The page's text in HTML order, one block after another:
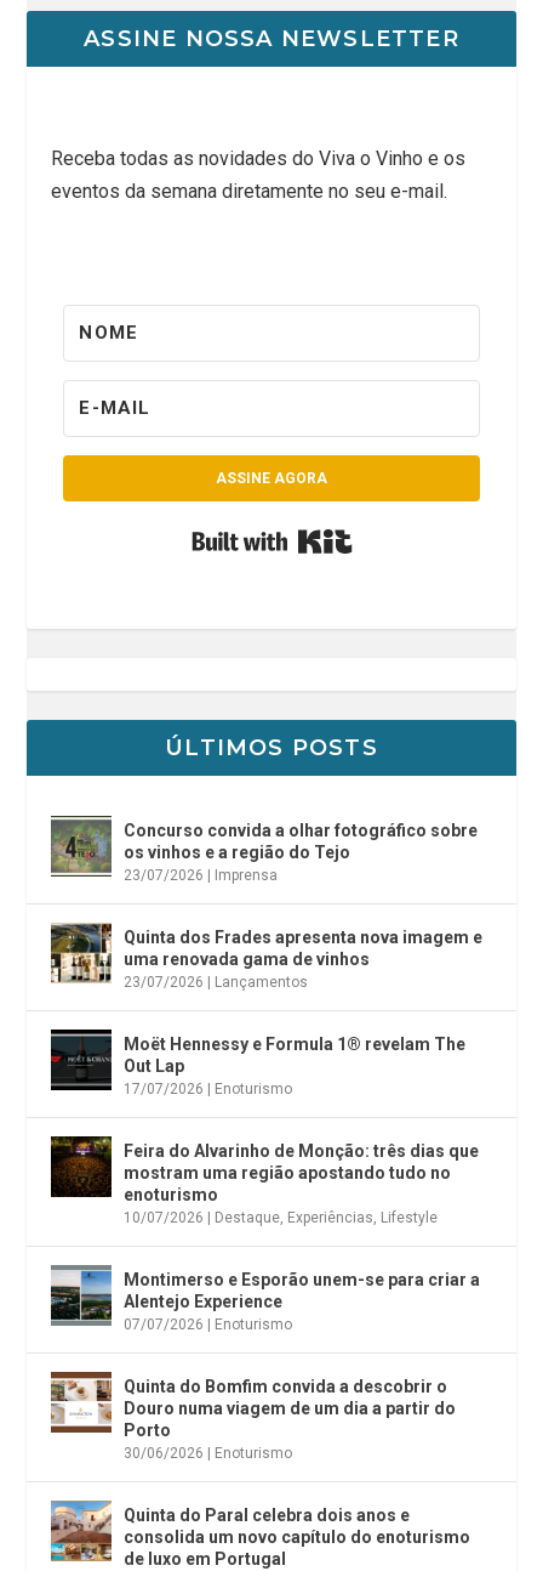
ASSINE NOSSA NEWSLETTER
Receba todas as novidades do Viva o Vinho e os
eventos da semana diretamente no seu e-mail.
ASSINE AGORA
ÚLTIMOS POSTS
Concurso convida a olhar fotográfico sobre
os vinhos e a região do Tejo
23/07/2026 Imprensa
Quinta dos Frades apresenta nova imagem e
uma renovada gama de vinhos
23/07/2026 Lançamentos
Moët Hennessy e Formula 1® revelam The
Out Lap
17/07/2026 Enoturismo
Feira do Alvarinho de Monção: três dias que
mostram uma região apostando tudo no
enoturismo
10/07/2026 Destaque, Experiências, Lifestyle
Montimerso e Esporão unem-se para criar a
Alentejo Experience
07/07/2026 Enoturismo
Quinta do Bomfim convida a descobrir o
Douro numa viagem de um dia a partir do
Porto
30/06/2026 Enoturismo
Quinta do Paral celebra dois anos e
consolida um novo capítulo do enoturismo
de luxo em Portugal